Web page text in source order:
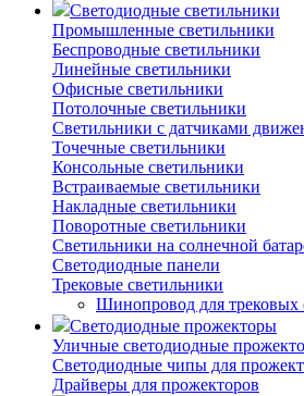
Светодиодные светильники
Промышленные светильники
Беспроводные светильники
Линейные светильники
Офисные светильники
Потолочные светильники
Светильники с датчиками
Точечные светильники
Консольные светильники
Встраиваемые светильники
Накладные светильники
Поворотные светильники
Светильники на солнечной
Светодиодные панели
Трековые светильники
Шинопровод для трековых
Светодиодные прожекторы
Уличные светодиодные
Светодиодные чипы для
Драйверы для прожекторов